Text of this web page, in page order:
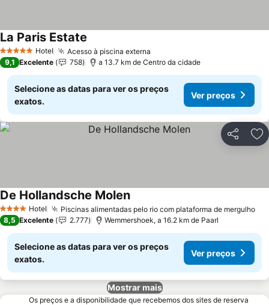
5 Estrelas Hotel Acesso à piscina externa
La Paris Estate
9,1 Excelente 758 a 13.7 km de Centro da cidade
Selecione as datas para ver os preços
exatos.
Ver preços
Partilhar
4 EstrelasHotel Piscinas alimentadas pelo rio com plataforma de mergulho
De Hollandsche MolenVer preços
8,5 Excelente 2.777 Wemmershoek, a 16.2 km de Paarl
Selecione as datas para ver os preços
exatos.
Ver preços
Mostrar mais
Os preços e a disponibilidade que recebemos dos sites de reserva